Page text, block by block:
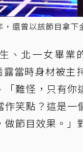
還曾以該節目拿
、北一女畢業
當時身材被主
「難怪，只有
作笑點？這是
做節目效果。」